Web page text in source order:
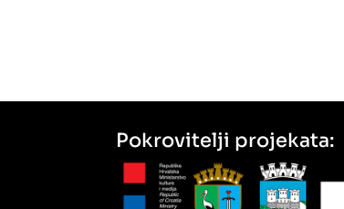
Pokrovitelji projekata: